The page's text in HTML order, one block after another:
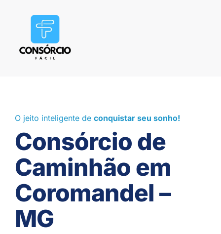
O jeito inteligente de conquistar seu sonho!
Consórcio de
Caminhão em
Coromandel –
MG